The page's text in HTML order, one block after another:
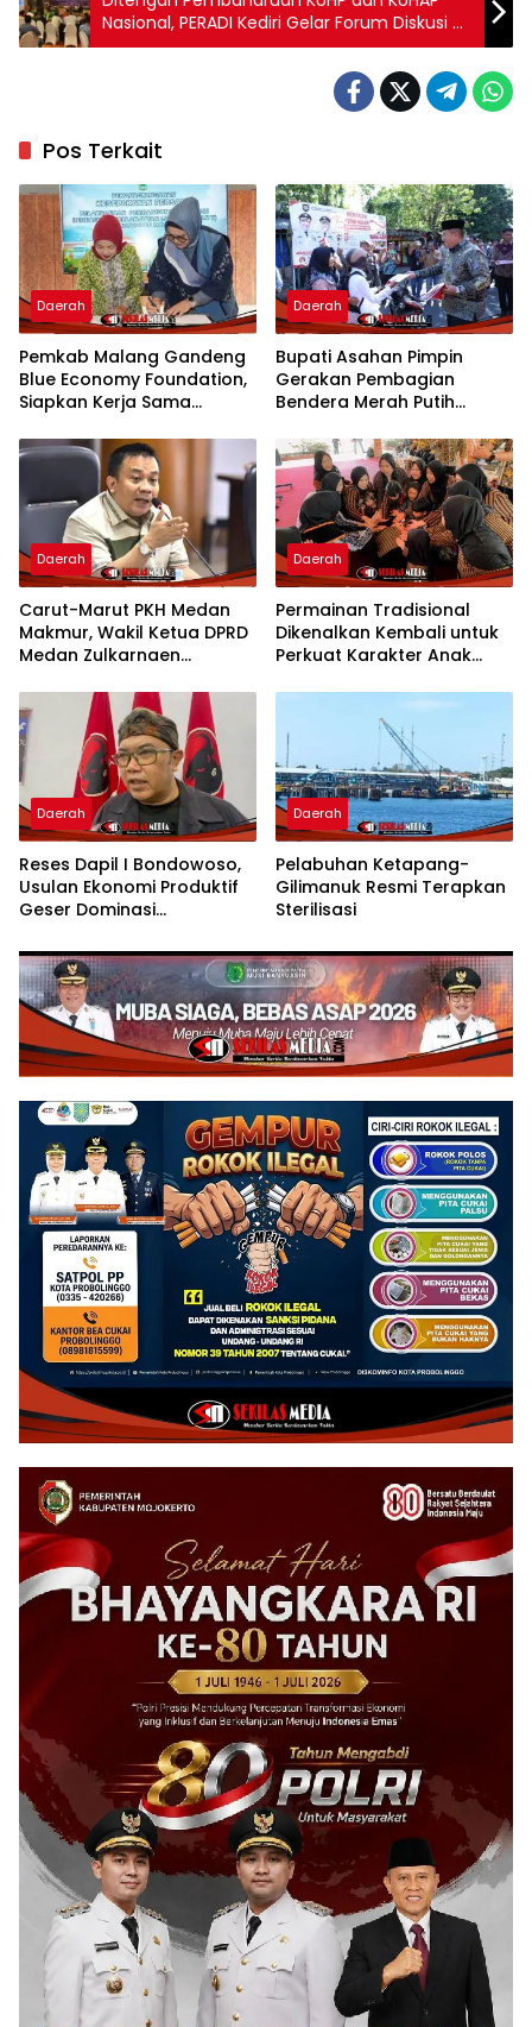
Nasional, PERADI Kediri Gelar Forum Diskusi di
Bulan Suci
Pos Terkait
Daerah
Pemkab Malang Gandeng
Blue Economy Foundation,
Siapkan Kerja Sama
Berkelanjutan
Daerah
Bupati Asahan Pimpin
Gerakan Pembagian
Bendera Merah Putih
Kemerdekaan
Daerah
Carut-Marut PKH Medan
Makmur, Wakil Ketua DPRD
Medan Zulkarnaen
Pemko Salurkan Bansos
Daerah
Permainan Tradisional
Dikenalkan Kembali untuk
Perkuat Karakter Anak
Daerah
Reses Dapil I Bondowoso,
Usulan Ekonomi Produktif
Geser Dominasi
Daerah
Pelabuhan Ketapang-
Gilimanuk Resmi Terapkan
Sterilisasi